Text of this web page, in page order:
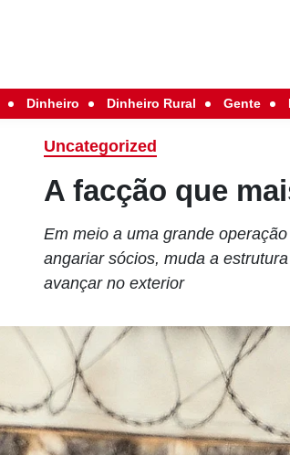
Dinheiro Dinheiro Rural Gente
Uncategorized
A facção que
Em meio a uma grande
angariar sócios, muda a
avançar no exterior